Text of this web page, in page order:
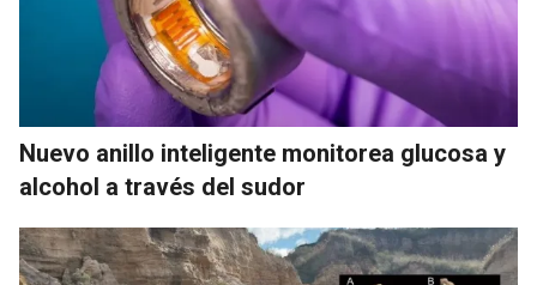
Nuevo anillo inteligente monitorea glucosa y
alcohol a través del sudor